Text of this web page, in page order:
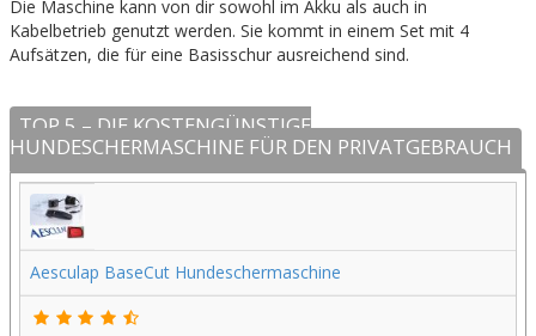
Die Maschine kann von dir sowohl im Akku als auch in
Kabelbetrieb genutzt werden. Sie kommt in einem Set mit 4
Aufsätzen, die für eine Basisschur ausreichend sind.
TOP 5 – DIE KOSTENGÜNSTIGE
HUNDESCHERMASCHINE FÜR DEN PRIVATGEBRAUCH
Aesculap BaseCut Hundeschermaschine